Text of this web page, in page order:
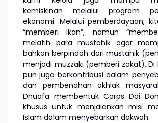
kemiskinan melalui program
ekonomi. Melalui pemberdayaan,
“memberi ikan”, namun
melatih para mustahik agar
bahkan berpindah dari mustahik
menjadi muzzaki (pemberi zakat). Di
pun juga berkontribusi dalam
dan pembenahan akhlak
Dhuafa membentuk Corps Dai
khusus untuk menjalankan misi
Islam dalam menyebarkan dakwah.